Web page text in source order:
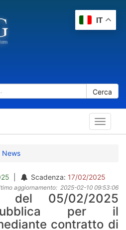
Cerca
Toggle
News
Scadenza: 17/02/2025
aggiornamento: 2025-02-10 09:53:06
del 05/02/2025
per il
contratto di
IT